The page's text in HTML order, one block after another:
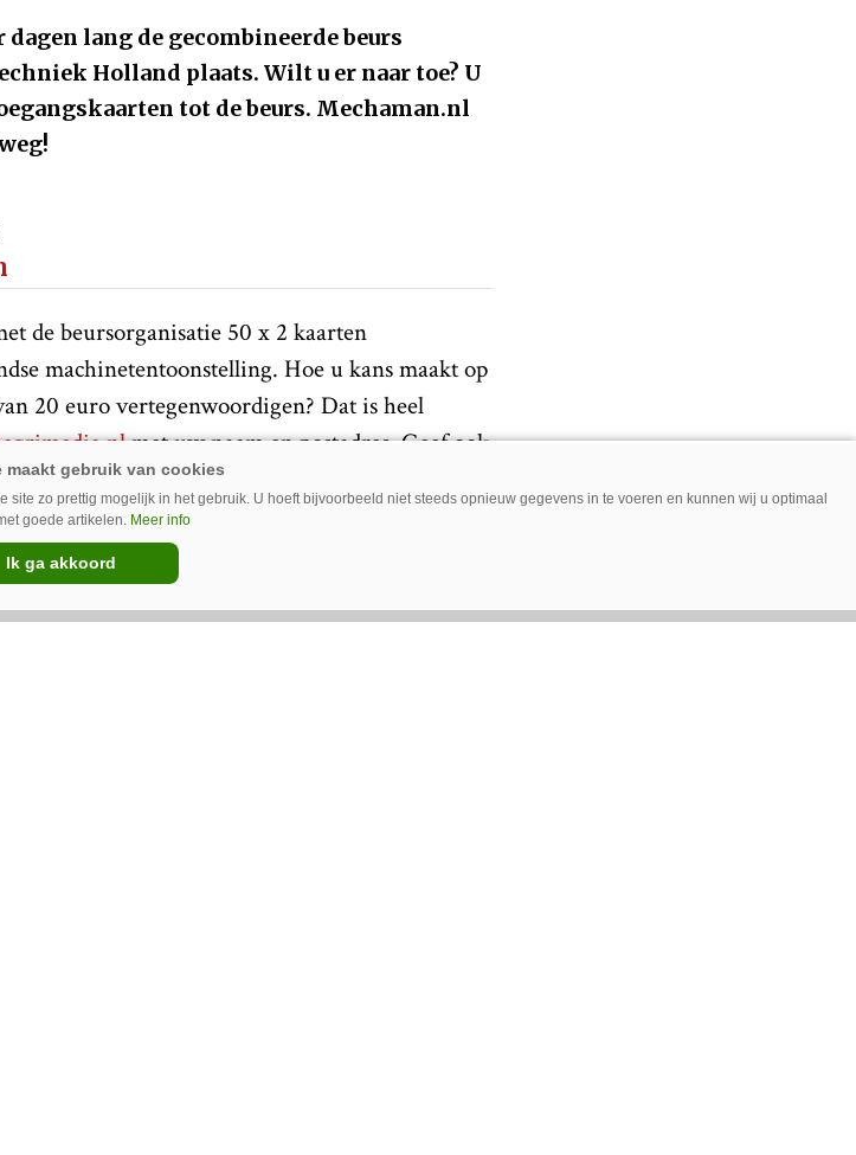
lang de gecombineerde beurs
Holland plaats. Wilt u er naar toe? U
tot de beurs. Mechaman.nl
de beursorganisatie 50 x 2 kaarten
machinetentoonstelling. Hoe u kans maakt op
20 euro vertegenwoordigen? Dat is heel
met uw naam en postadres. Geef ook
u graag zou willen zien tijdens ATH/GTH.
september zodat er nog net tijd is om die
zo prettig mogelijk in het gebruik. U hoeft bijvoorbeeld niet steeds opnieuw gegevens in te voeren en kunnen wij u optimaal
goede artikelen. Meer info
Ik ga akkoord